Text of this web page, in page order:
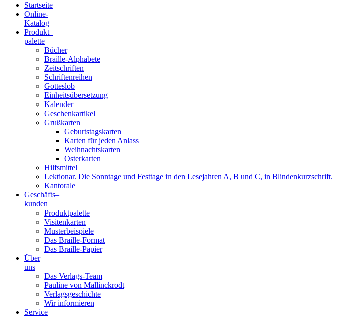
Blindenschrift-
Verlag
Druckerei
gGmbH
Startseite
Online-
Katalog
Produkt–
palette
Bücher
Braille-Alphabete
Zeitschriften
Schriftenreihen
Gotteslob
Einheitsübersetzung
Kalender
Geschenkartikel
Grußkarten
Geburtstagskarten
Karten für jeden Anlass
Weihnachtskarten
Osterkarten
Hilfsmittel
Lektionar. Die Sonntage und Festtage in den Lesejahren A, B und C, in Blindenkurzschrift.
Kantorale
Geschäfts­–
kunden
Produktpalette
Visitenkarten
Musterbeispiele
Das Braille-Format
Das Braille-Papier
Über
uns
Das Verlags-Team
Pauline von Mallinckrodt
Verlagsgeschichte
Wir informieren
Service